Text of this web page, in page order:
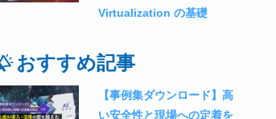
Virtualization の基礎
おすすめ記事
【事例集ダウンロード】高
い安全性と現場への定着を